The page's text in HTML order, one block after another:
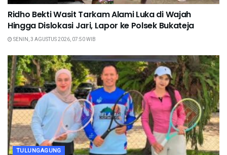
Ridho Bekti Wasit Tarkam Alami Luka di Wajah
Hingga Dislokasi Jari, Lapor ke Polsek Bukateja
SENIN, 3 AGUSTUS 2026, 07:50 WIB
TULUNGAGUNG